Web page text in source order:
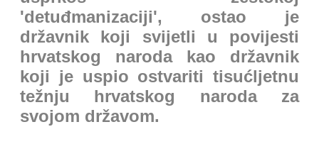
'detuđmanizaciji', ostao je
državnik koji svijetli u povijesti
hrvatskog naroda kao državnik
koji je uspio ostvariti tisućljetnu
težnju hrvatskog naroda za
svojom državom.